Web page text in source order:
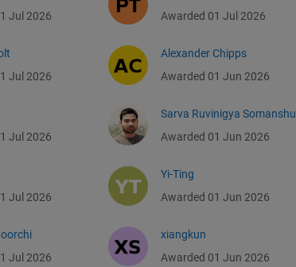
Jul 2026
Jul 2026
Jul 2026
Jul 2026
Jul 2026
Awarded 01 Jul 2026
Alexander Chipps
Awarded 01 Jun 2026
Sarva Ruvinigya Somanshu
Awarded 01 Jun 2026
Yi-Ting
Awarded 01 Jun 2026
xiangkun
Awarded 01 Jun 2026